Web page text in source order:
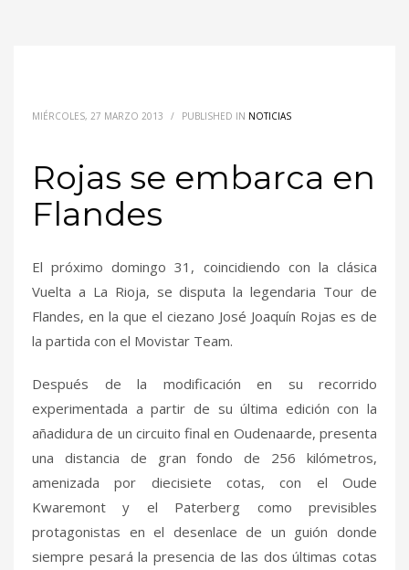
MIÉRCOLES, 27 MARZO 2013 / PUBLISHED IN NOTICIAS
Rojas se embarca en
Flandes
El próximo domingo 31, coincidiendo con la clásica
Vuelta a La Rioja, se disputa la legendaria Tour de
Flandes, en la que el ciezano José Joaquín Rojas es de
la partida con el Movistar Team.
Después de la modificación en su recorrido
experimentada a partir de su última edición con la
añadidura de un circuito final en Oudenaarde, presenta
una distancia de gran fondo de 256 kilómetros,
amenizada por diecisiete cotas, con el Oude
Kwaremont y el Paterberg como previsibles
protagonistas en el desenlace de un guión donde
siempre pesará la presencia de las dos últimas cotas